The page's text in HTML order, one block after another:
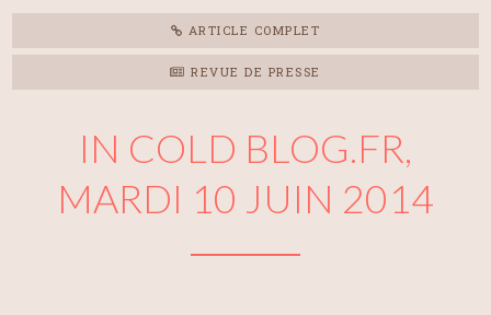
ARTICLE COMPLET
REVUE DE PRESSE
IN COLD BLOG.FR,
MARDI 10 JUIN 2014